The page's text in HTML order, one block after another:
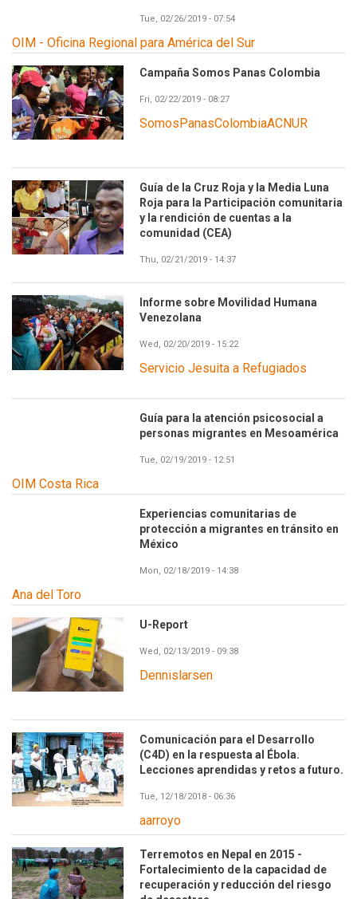
Tue, 02/26/2019 - 07:54
OIM - Oficina Regional para América del Sur
Campaña Somos Panas Colombia
Fri, 02/22/2019 - 08:27
SomosPanasColombiaACNUR
Guía de la Cruz Roja y la Media Luna
Roja para la Participación comunitaria
y la rendición de cuentas a la
comunidad (CEA)
Thu, 02/21/2019 - 14:37
Informe sobre Movilidad Humana
Venezolana
Wed, 02/20/2019 - 15:22
Servicio Jesuita a Refugiados
Guía para la atención psicosocial a
personas migrantes en Mesoamérica
Tue, 02/19/2019 - 12:51
OIM Costa Rica
Experiencias comunitarias de
protección a migrantes en tránsito en
México
Mon, 02/18/2019 - 14:38
Ana del Toro
U-Report
Wed, 02/13/2019 - 09:38
Dennislarsen
Comunicación para el Desarrollo
(C4D) en la respuesta al Ébola.
Lecciones aprendidas y retos a futuro.
Tue, 12/18/2018 - 06:36
aarroyo
Terremotos en Nepal en 2015 -
Fortalecimiento de la capacidad de
recuperación y reducción del riesgo